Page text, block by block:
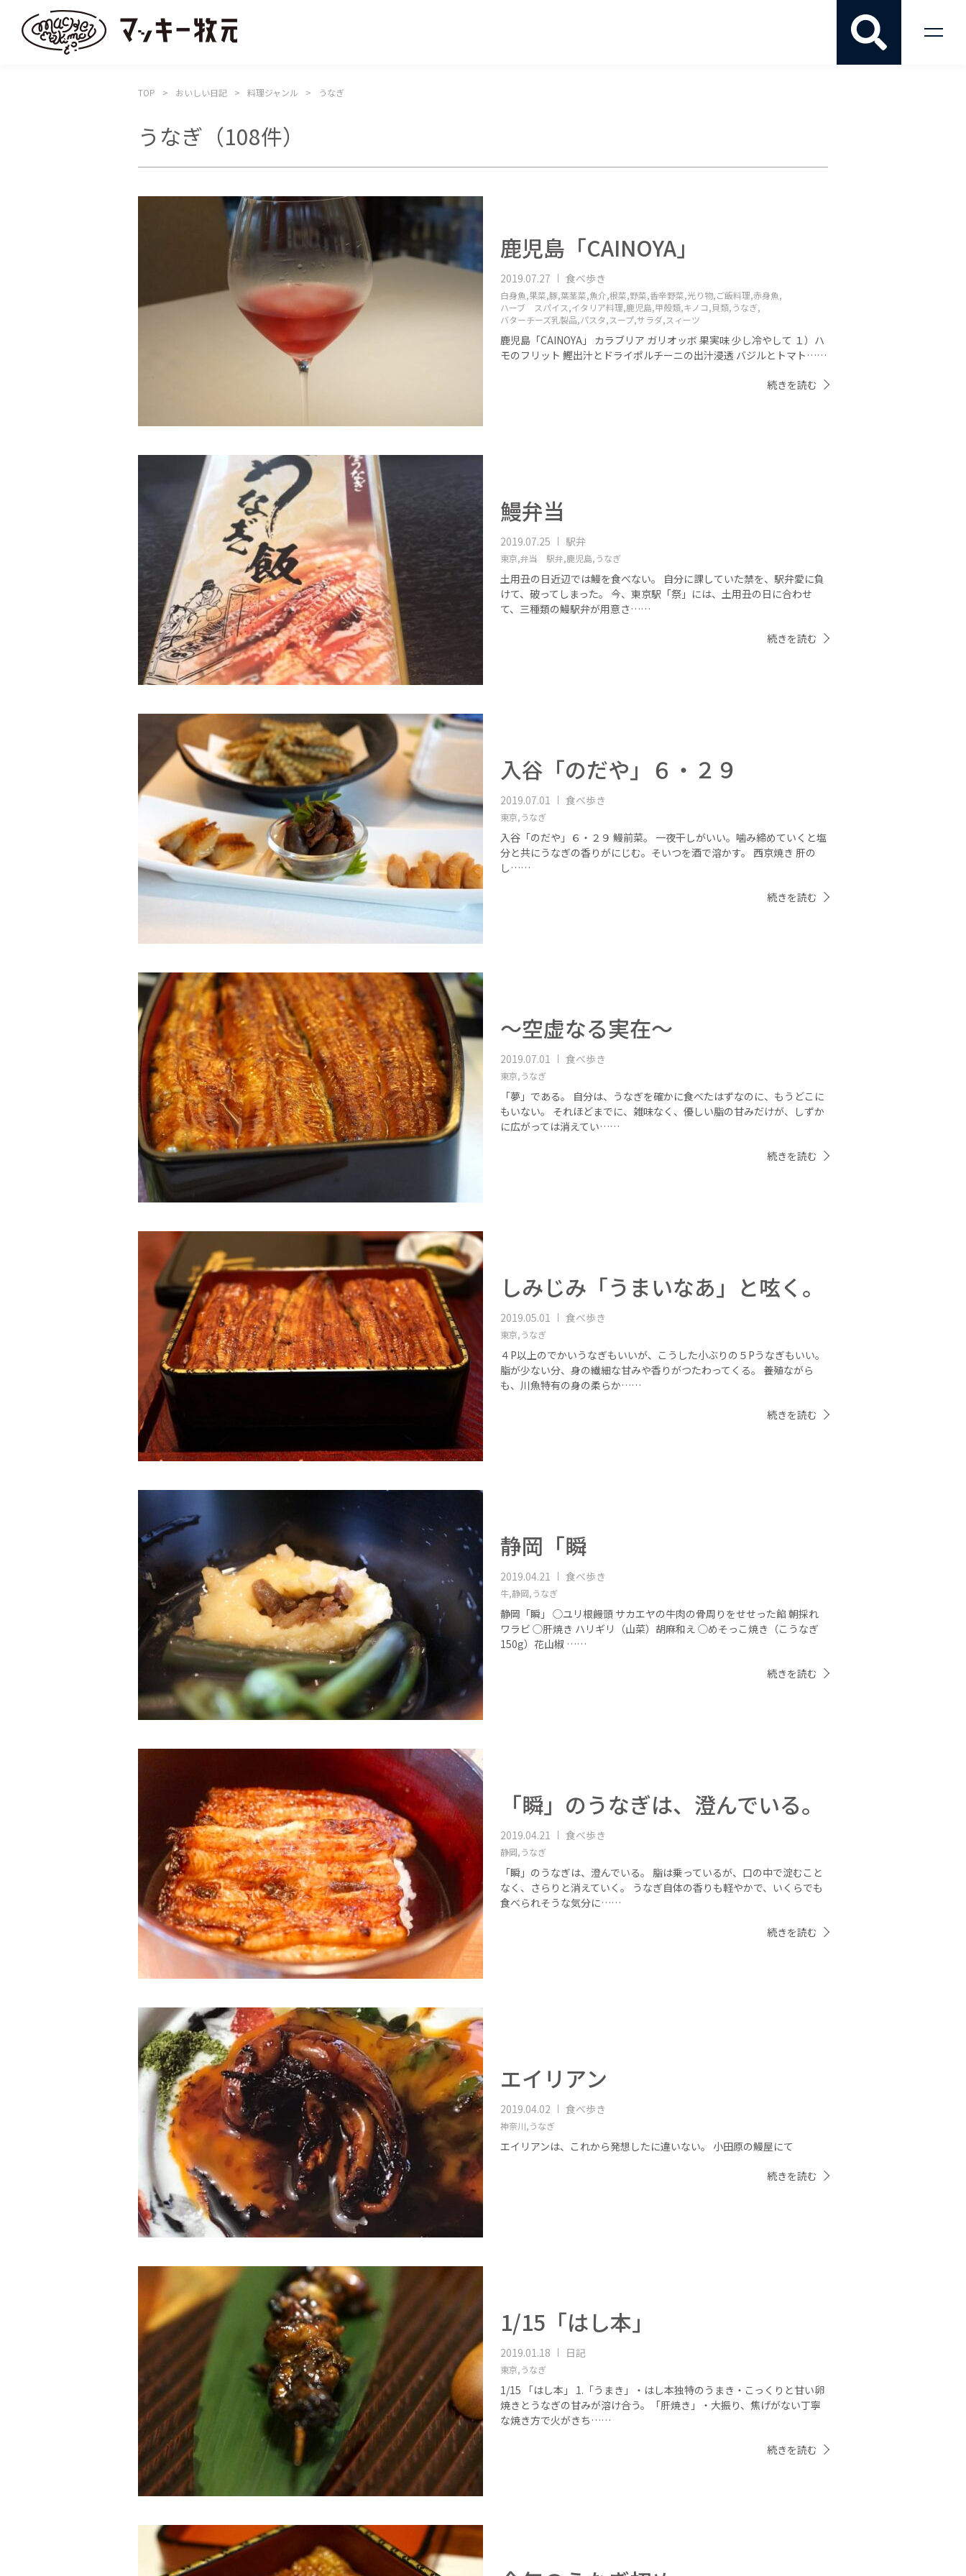
TOP おいしい日記 料理ジャンル うなぎ
うなぎ （108件）
鹿児島「CAINOYA」
2019.07.27 食べ歩き
白身魚,果菜,豚,葉茎菜,魚介,根菜,野菜,香辛野菜,光り物,ご飯料理,赤身魚,
ハーブ スパイス,イタリア料理,鹿児島,甲殻類,キノコ,貝類,うなぎ,
バターチーズ乳製品,パスタ,スープ,サラダ,スィーツ
鹿児島「CAINOYA」 カラブリア ガリオッボ 果実味 少し冷やして １）ハ
モのフリット 鰹出汁とドライポルチーニの出汁浸透 バジルとトマト……
続きを読む
鰻弁当
2019.07.25 駅弁
東京,弁当 駅弁,鹿児島,うなぎ
土用丑の日近辺では鰻を食べない。 自分に課していた禁を、駅弁愛に負
けて、破ってしまった。 今、東京駅「祭」には、土用丑の日に合わせ
て、三種類の鰻駅弁が用意さ……
続きを読む
入谷「のだや」６・２９
2019.07.01 食べ歩き
東京,うなぎ
入谷「のだや」６・２９ 鰻前菜。 一夜干しがいい。噛み締めていくと塩
分と共にうなぎの香りがにじむ。そいつを酒で溶かす。 西京焼き 肝の
し……
続きを読む
〜空虚なる実在〜
2019.07.01 食べ歩き
東京,うなぎ
「夢」である。 自分は、うなぎを確かに食べたはずなのに、もうどこに
もいない。 それほどまでに、雑味なく、優しい脂の甘みだけが、しずか
に広がっては消えてい……
続きを読む
しみじみ「うまいなあ」と呟く。
2019.05.01 食べ歩き
東京,うなぎ
４P以上のでかいうなぎもいいが、こうした小ぶりの５Pうなぎもいい。
脂が少ない分、身の繊細な甘みや香りがつたわってくる。 養殖ながら
も、川魚特有の身の柔らか……
続きを読む
静岡「瞬
2019.04.21 食べ歩き
牛,静岡,うなぎ
静岡「瞬」 ◯ユリ根饅頭 サカエヤの牛肉の骨周りをせせった餡 朝採れ
ワラビ ◯肝焼き ハリギリ（山菜）胡麻和え ◯めそっこ焼き（こうなぎ
150g）花山椒 ……
続きを読む
「瞬」のうなぎは、澄んでいる。
2019.04.21 食べ歩き
静岡,うなぎ
「瞬」のうなぎは、澄んでいる。 脂は乗っているが、口の中で淀むこと
なく、さらりと消えていく。 うなぎ自体の香りも軽やかで、いくらでも
食べられそうな気分に……
続きを読む
エイリアン
2019.04.02 食べ歩き
神奈川,うなぎ
エイリアンは、これから発想したに違いない。 小田原の鰻屋にて
続きを読む
1/15「はし本」
2019.01.18 日記
東京,うなぎ
1/15 「はし本」 1.「うまき」・はし本独特のうまき・こっくりと甘い卵
焼きとうなぎの甘みが溶け合う。「肝焼き」・大振り、焦げがない丁寧
な焼き方で火がきち……
続きを読む